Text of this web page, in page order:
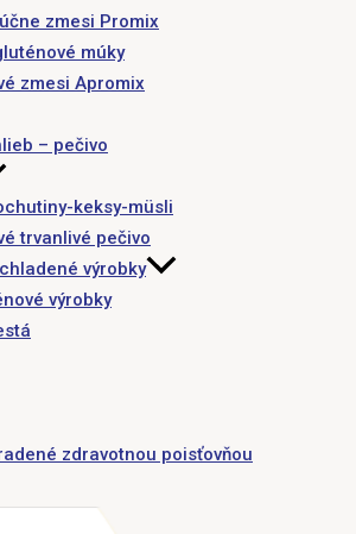
zmesi Promix
múky
zmesi Apromix
– pečivo
keksy-müsli
trvanlivé pečivo
výrobky
výrobky
zdravotnou poisťovňou